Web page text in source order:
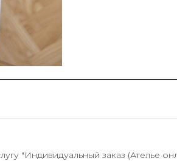
"Индивидуальный заказ (Ателье